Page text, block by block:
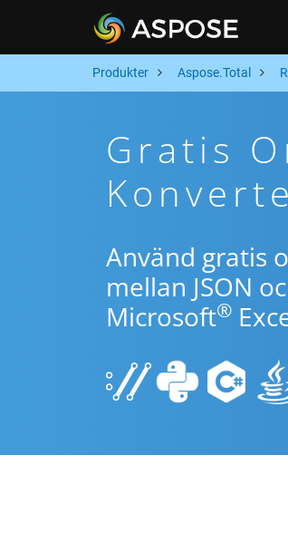
Produkter Aspose.Total
Gratis
Använd gratis
mellan JSON
Microsoft®